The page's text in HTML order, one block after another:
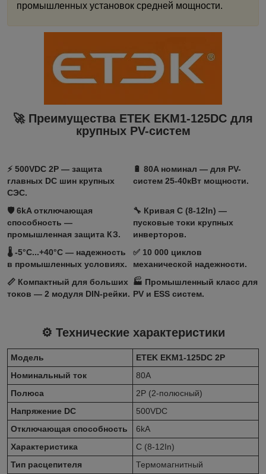
промышленных установок средней мощности.
🚀 Преимущества ETEK EKM1-125DC для
крупных PV-систем
⚡ 500VDC 2P — защита
главных DC шин крупных
СЭС.
🔋 80A номинал — для PV-
систем 25-40кВт мощности.
🛡️ 6kA отключающая
способность —
промышленная защита КЗ.
🔧 Кривая C (8-12In) —
пусковые токи крупных
инверторов.
🌡️ -5°C...+40°C — надежность
в промышленных условиях.
✅ 10 000 циклов
механической надежности.
📏 Компактный для больших
токов — 2 модуля DIN-рейки.
🏭 Промышленный класс для
PV и ESS систем.
⚙️ Технические характеристики
Модель
ETEK EKM1-125DC 2P
Номинальный ток
80A
Полюса
2P (2-полюсный)
Напряжение DC
500VDC
Отключающая способность
6kA
Характеристика
C (8-12In)
Тип расцепителя
Термомагнитный